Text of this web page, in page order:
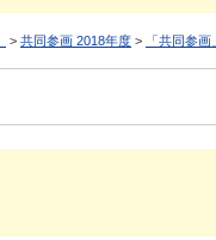
> 共同参画 2018年度 > 「共同参